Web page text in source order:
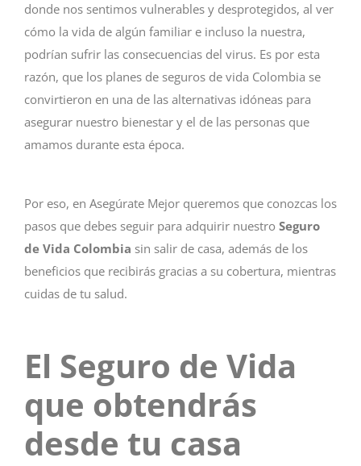
donde nos sentimos vulnerables y desprotegidos, al ver
cómo la vida de algún familiar e incluso la nuestra,
podrían sufrir las consecuencias del virus. Es por esta
razón, que los planes de seguros de vida Colombia se
convirtieron en una de las alternativas idóneas para
asegurar nuestro bienestar y el de las personas que
amamos durante esta época.
Por eso, en Asegúrate Mejor queremos que conozcas los
pasos que debes seguir para adquirir nuestro Seguro
de Vida Colombia sin salir de casa, además de los
beneficios que recibirás gracias a su cobertura, mientras
cuidas de tu salud.
El Seguro de Vida
que obtendrás
desde tu casa